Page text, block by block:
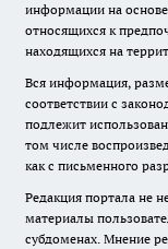
информации на основе
относящихся к
находящихся на
Вся информация,
соответствии с
подлежит
том числе
как с письменного
Редакция портала не
материалы
субдоменах. Мнение